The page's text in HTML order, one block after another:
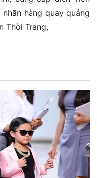
hàng quay quảng
Thời Trang,